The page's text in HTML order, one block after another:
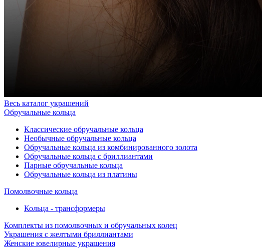
Весь каталог украшений
Обручальные кольца
Классические обручальные кольца
Необычные обручальные кольца
Обручальные кольца из комбинированного золота
Обручальные кольца с бриллиантами
Парные обручальные кольца
Обручальные кольца из платины
Помолвочные кольца
Кольца - трансформеры
Комплекты из помолвочных и обручальных колец
Украшения с желтыми бриллиантами
Женские ювелирные украшения